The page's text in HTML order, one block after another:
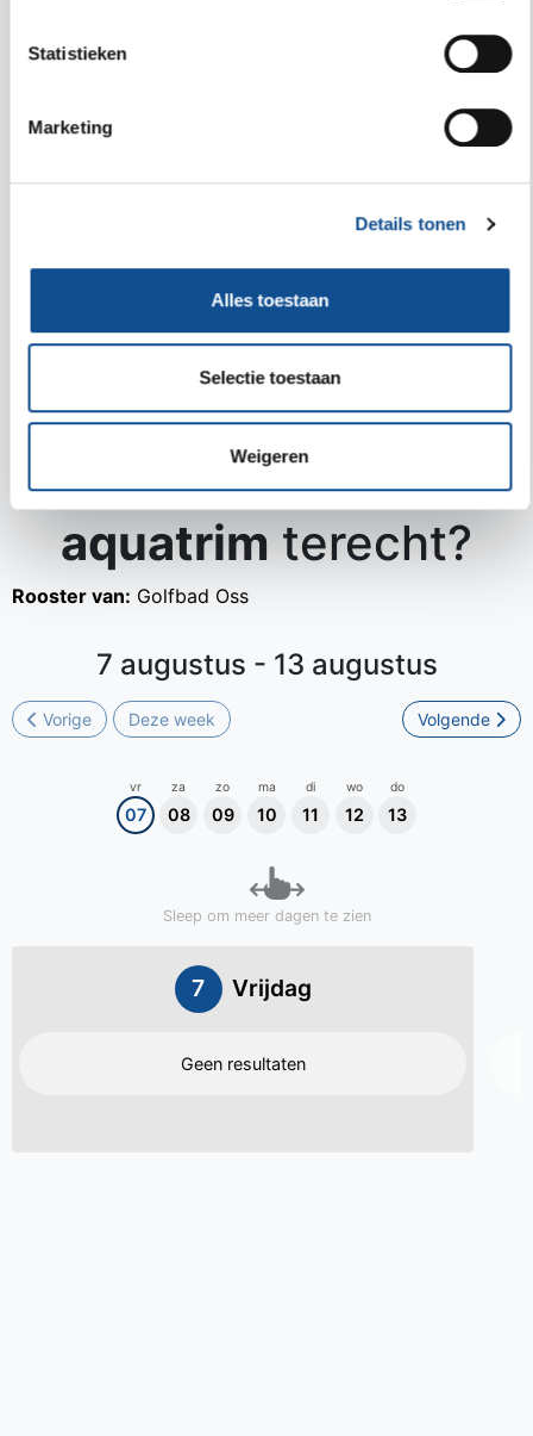
Statistieken
Marketing
Details tonen
Alles toestaan
Selectie toestaan
Weigeren
Aqua Vitaal zwemmen jaar
Wanneer kan ik voor
aquatrimterecht?
Rooster van: Golfbad Oss
7 augustus - 13 augustus
Vorige Deze week Volgende
vr
07
za
08
zo
09
ma
10
di
11
wo
12
do
13
Sleep om meer dagen te zien
7 Vrijdag
Geen resultaten